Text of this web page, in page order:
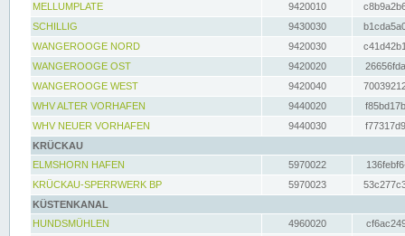
MELLUMPLATE
9420010
SCHILLIG
9430030
WANGEROOGE NORD
9420030
WANGEROOGE OST
9420020
WANGEROOGE WEST
9420040
WHV ALTER VORHAFEN
9440020
WHV NEUER VORHAFEN
9440030
KRÜCKAU
ELMSHORN HAFEN
5970022
KRÜCKAU-SPERRWERK BP
5970023
KÜSTENKANAL
HUNDSMÜHLEN
4960020